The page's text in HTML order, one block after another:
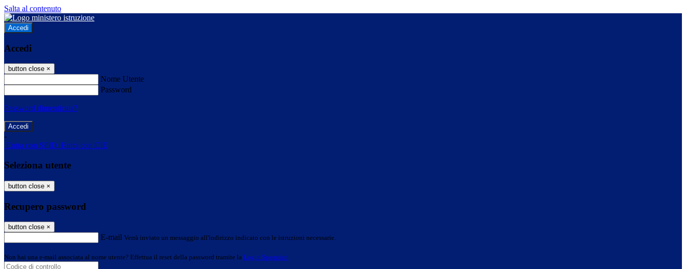
Salta al contenuto
Accedi
Accedi
button close ×
Nome Utente
Password
Password dimenticata?
-
Entra con SPID Entra con CIE
Seleziona utente
button close ×
Recupero password
button close ×
E-mail Verrà inviato un messaggio all'indirizzo indicato con le istruzioni necessarie.
Non hai una e-mail associata al nome utente? Effettua il reset della password tramite la Login Spaggiari